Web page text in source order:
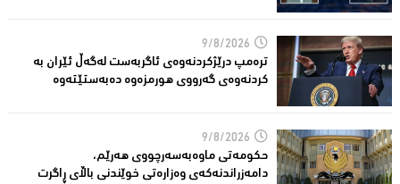
9/8/2026
ترەمپ درێژكردنەوەی ئاگربەست لەگەڵ ئێران بە
كردنەوەی گەرووی هورمزەوە دەبەستێتەوە
9/8/2026
حکومەتى ماوەبەسەرچووی هەرێم،
دامەزراندنەکەی وەزارەتی خوێندنی باڵای ڕاگرت